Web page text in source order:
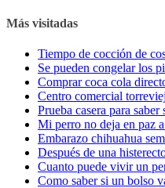
Más visitadas
Tiempo de cocción de
Se pueden congelar los
Comprar coca cola
Centro comercial
Prueba casera para saber
Mi perro no deja en paz
Embarazo chihuahua
Después de una
Cuanto puede vivir un
Como saber si un bolso